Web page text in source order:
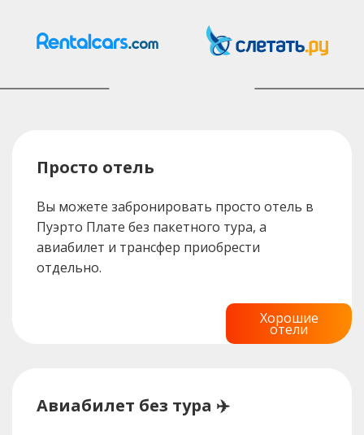
Просто отель
Вы можете забронировать просто отель в
Пуэрто Плате без пакетного тура, а
авиабилет и трансфер приобрести
отдельно.
Хорошие
отели
Авиабилет без тура ✈️